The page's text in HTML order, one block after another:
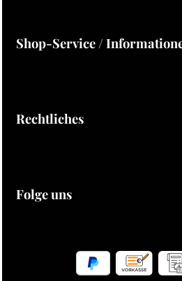
Shop-Service /
Rechtliches
Folge uns